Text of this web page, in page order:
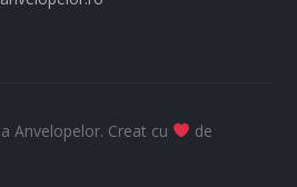
Anvelopelor. Creat cu de